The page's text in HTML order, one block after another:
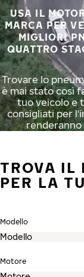
USA IL
MARCA PER
MIGLIORI
QUATTRO
Trovare lo
è mai stato così
tuo veicolo e
consigliati per
renderanno
TROVA IL
PER LA
Modello
Motore